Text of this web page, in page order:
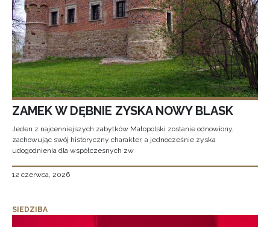
ZAMEK W DĘBNIE ZYSKA NOWY BLASK
Jeden z najcenniejszych zabytków Małopolski zostanie odnowiony,
zachowując swój historyczny charakter, a jednocześnie zyska
udogodnienia dla współczesnych zw
12 czerwca, 2026
SIEDZIBA